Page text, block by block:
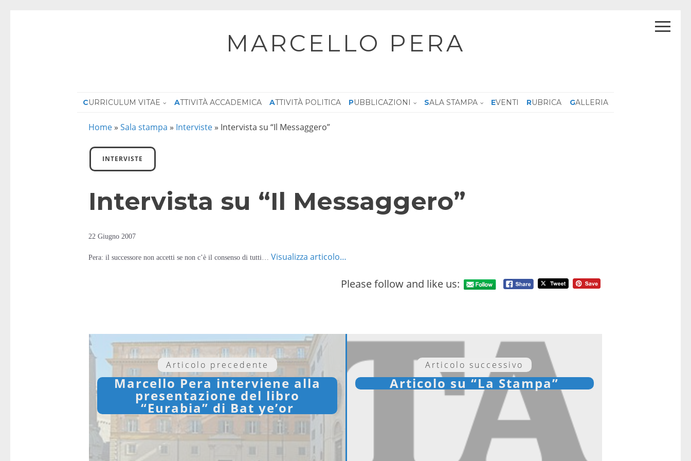
MARCELLO PERA
CURRICULUM VITAE ATTIVITÀ ACCADEMICA ATTIVITÀ POLITICA PUBBLICAZIONI SALA STAMPA EVENTI RUBRICA GALLERIA
Home » Sala stampa » Interviste » Intervista su “Il Messaggero”
INTERVISTE
Intervista su “Il Messaggero”
22 Giugno 2007
Pera: il successore non accetti se non c’è il consenso di tutti… Visualizza articolo…
Please follow and like us:
Articolo precedente
Marcello Pera interviene alla
presentazione del libro
“Eurabia” di Bat ye’or
Articolo successivo
Articolo su “La Stampa”